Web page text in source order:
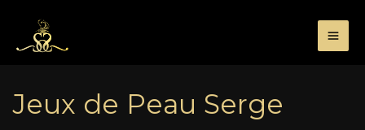
treści
Jeux de Peau Serge